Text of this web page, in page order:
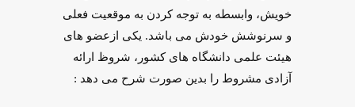
خویش، وابسطه به توجه کردن به موقعیت فعلی
و سرنوشش خودش می باشد. یکی ازعضو های
هیئت علمی دانشگاه های کشور، شروظ ارائه
آزادی مشروط را بدین صورت شرح می دهد :